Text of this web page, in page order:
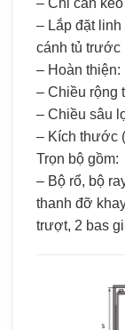
– Lắp đặt
cánh tủ trước
– Hoàn thiện:
– Chiều rộng
– Chiều sâu
– Kích thước
Trọn bộ gồm:
– Bộ rổ, bộ
thanh đỡ
trượt, 2 bas